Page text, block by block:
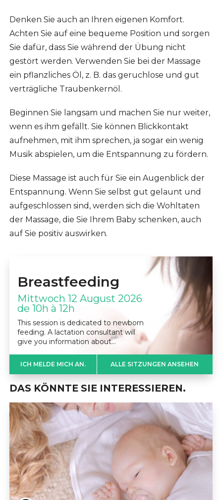
Denken Sie auch an Ihren eigenen Komfort.
Achten Sie auf eine bequeme Position und sorgen
Sie dafür, dass Sie während der Übung nicht
gestört werden. Verwenden Sie bei der Massage
ein pflanzliches Öl, z. B. das geruchlose und gut
verträgliche Traubenkernöl.
Beginnen Sie langsam und machen Sie nur weiter,
wenn es ihm gefällt. Sie können Blickkontakt
aufnehmen, mit ihm sprechen, ja sogar ein wenig
Musik abspielen, um die Entspannung zu fördern.
Diese Massage ist auch für Sie ein Augenblick der
Entspannung. Wenn Sie selbst gut gelaunt und
aufgeschlossen sind, werden sich die Wohltaten
der Massage, die Sie Ihrem Baby schenken, auch
auf Sie positiv auswirken.
Breastfeeding
Mittwoch 12 August 2026
de 10h à 12h
This session is dedicated to newborn
feeding. A lactation consultant will
give you information about…
ICH MELDE MICH AN. ALLE SITZUNGEN ANSEHEN
DAS KÖNNTE SIE INTERESSIEREN.